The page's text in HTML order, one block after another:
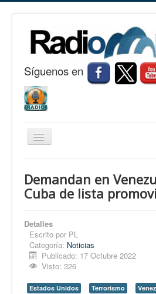
Síguenos en
Cambiar
Nuevitas
Conozca Nuevitas
Fotorreportaje
Opinión
En audio
Demandan en
Cuba de lista
Detalles
Escrito por PL
Categoría: Noticias
Publicado: 17 Octubre 2022
Visto: 326
Estados Unidos Terrorismo